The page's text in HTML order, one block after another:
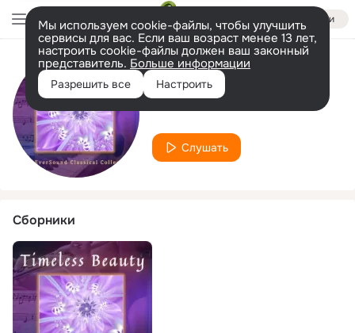
Войти
Мы используем cookie-файлы, чтобы улучшить
сервисы для вас. Если ваш возраст менее 13 лет,
настроить cookie-файлы должен ваш законный
представитель. Больше информации
Разрешить все Настроить
Исполнитель
Klaus Hastermann
Слушать
Сборники